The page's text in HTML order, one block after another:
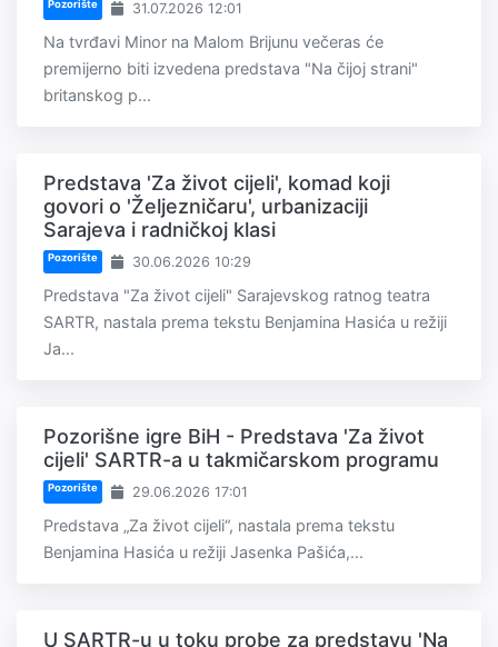
Pozorište 31.07.2026 12:01
Na tvrđavi Minor na Malom Brijunu večeras će
premijerno biti izvedena predstava "Na čijoj strani"
britanskog p...
Predstava 'Za život cijeli', komad koji
govori o 'Željezničaru', urbanizaciji
Sarajeva i radničkoj klasi
Pozorište 30.06.2026 10:29
Predstava "Za život cijeli" Sarajevskog ratnog teatra
SARTR, nastala prema tekstu Benjamina Hasića u režiji
Ja...
Pozorišne igre BiH - Predstava 'Za život
cijeli' SARTR-a u takmičarskom programu
Pozorište 29.06.2026 17:01
Predstava „Za život cijeli“, nastala prema tekstu
Benjamina Hasića u režiji Jasenka Pašića,...
U SARTR-u u toku probe za predstavu 'Na